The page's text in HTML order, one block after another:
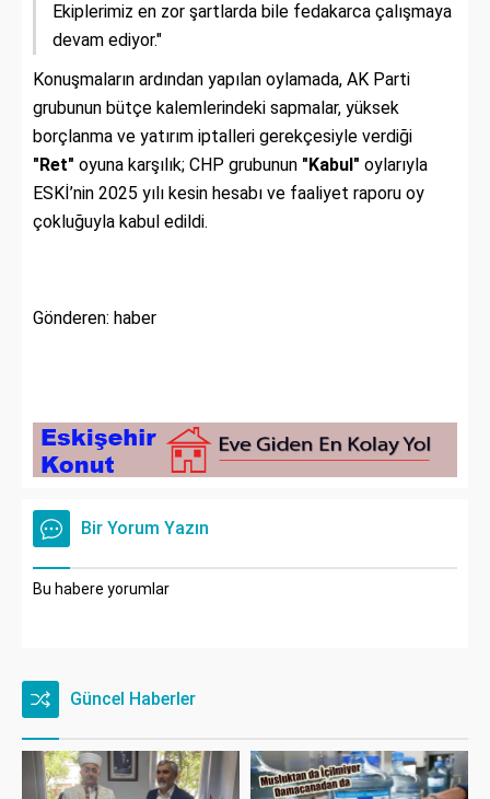
Ekiplerimiz en zor şartlarda bile fedakarca çalışmaya
devam ediyor."
Konuşmaların ardından yapılan oylamada, AK Parti
grubunun bütçe kalemlerindeki sapmalar, yüksek
borçlanma ve yatırım iptalleri gerekçesiyle verdiği
"Ret" oyuna karşılık; CHP grubunun "Kabul" oylarıyla
ESKİ’nin 2025 yılı kesin hesabı ve faaliyet raporu oy
çokluğuyla kabul edildi.
Gönderen: haber
Bir Yorum Yazın
Bu habere yorumlar
Güncel Haberler